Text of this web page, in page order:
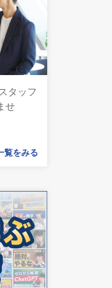
タッフ
せ
覧をみる